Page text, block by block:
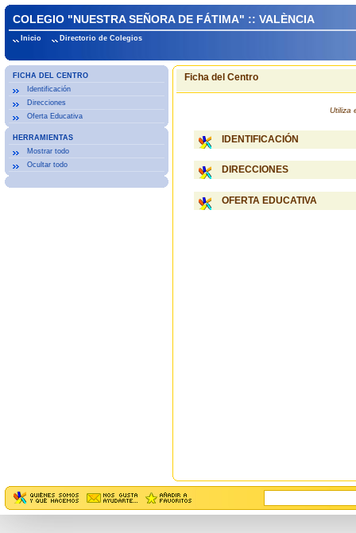
COLEGIO "NUESTRA SEÑORA DE FÁTIMA" :: VALÈNCIA
Inicio Directorio de Colegios
FICHA DEL CENTRO
Identificación
Direcciones
Oferta Educativa
HERRAMIENTAS
Mostrar todo
Ocultar todo
Ficha del Centro
Utiliza
IDENTIFICACIÓN
DIRECCIONES
OFERTA EDUCATIVA